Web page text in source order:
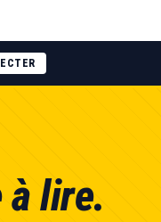
à lire.